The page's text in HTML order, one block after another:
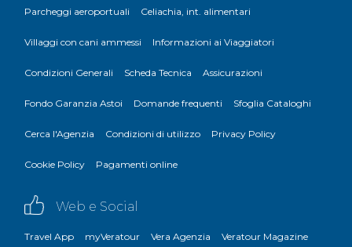
Parcheggi aeroportuali Celiachia, int. alimentari
Villaggi con cani ammessi Informazioni ai Viaggiatori
Condizioni Generali Scheda Tecnica Assicurazioni
Fondo Garanzia Astoi Domande frequenti Sfoglia Cataloghi
Cerca l'Agenzia Condizioni di utilizzo Privacy Policy
Cookie Policy Pagamenti online
Web e Social
Travel App myVeratour Vera Agenzia Veratour Magazine